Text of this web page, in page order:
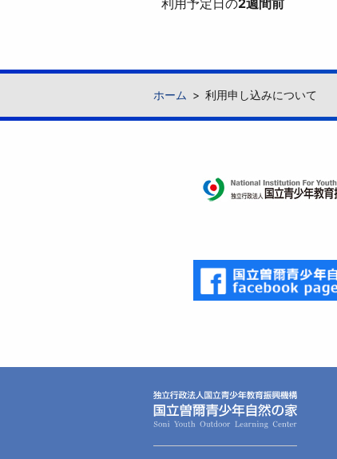
利用予定日の2週間前
ホーム 利用申し込みについて